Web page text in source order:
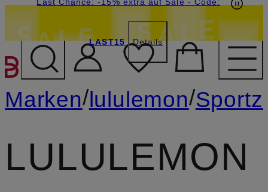
ZUM HAUPTINHALT
LAST15 Details
Marken/lululemon/
LULULEMON